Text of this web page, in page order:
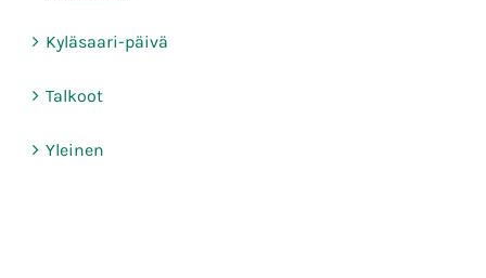
Kyläsaari-päivä
Talkoot
Yleinen